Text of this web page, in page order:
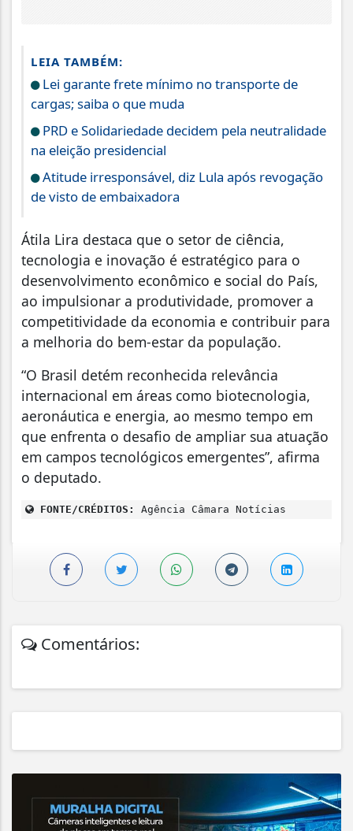
LEIA TAMBÉM:
Lei garante frete mínimo no transporte de
cargas; saiba o que muda
PRD e Solidariedade decidem pela neutralidade
na eleição presidencial
Atitude irresponsável, diz Lula após revogação
de visto de embaixadora
Átila Lira destaca que o setor de ciência,
tecnologia e inovação é estratégico para o
desenvolvimento econômico e social do País,
ao impulsionar a produtividade, promover a
competitividade da economia e contribuir para
a melhoria do bem-estar da população.
“O Brasil detém reconhecida relevância
internacional em áreas como biotecnologia,
aeronáutica e energia, ao mesmo tempo em
que enfrenta o desafio de ampliar sua atuação
em campos tecnológicos emergentes”, afirma
o deputado.
FONTE/CRÉDITOS: Agência Câmara Notícias
Comentários: